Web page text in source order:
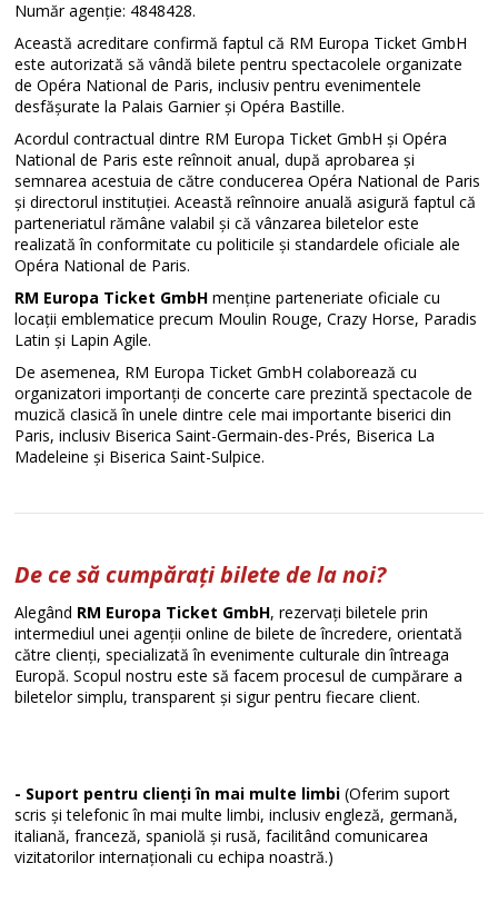
Număr agenție: 4848428.
Această acreditare confirmă faptul că RM Europa Ticket GmbH
este autorizată să vândă bilete pentru spectacolele organizate
de Opéra National de Paris, inclusiv pentru evenimentele
desfășurate la Palais Garnier și Opéra Bastille.
Acordul contractual dintre RM Europa Ticket GmbH și Opéra
National de Paris este reînnoit anual, după aprobarea și
semnarea acestuia de către conducerea Opéra National de Paris
și directorul instituției. Această reînnoire anuală asigură faptul că
parteneriatul rămâne valabil și că vânzarea biletelor este
realizată în conformitate cu politicile și standardele oficiale ale
Opéra National de Paris.
RM Europa Ticket GmbH menține parteneriate oficiale cu
locații emblematice precum Moulin Rouge, Crazy Horse, Paradis
Latin și Lapin Agile.
De asemenea, RM Europa Ticket GmbH colaborează cu
organizatori importanți de concerte care prezintă spectacole de
muzică clasică în unele dintre cele mai importante biserici din
Paris, inclusiv Biserica Saint-Germain-des-Prés, Biserica La
Madeleine și Biserica Saint-Sulpice.
De ce să cumpărați bilete de la noi?
Alegând RM Europa Ticket GmbH, rezervați biletele prin
intermediul unei agenții online de bilete de încredere, orientată
către clienți, specializată în evenimente culturale din întreaga
Europă. Scopul nostru este să facem procesul de cumpărare a
biletelor simplu, transparent și sigur pentru fiecare client.
- Suport pentru clienți în mai multe limbi(Oferim suport
scris și telefonic în mai multe limbi, inclusiv engleză, germană,
italiană, franceză, spaniolă și rusă, facilitând comunicarea
vizitatorilor internaționali cu echipa noastră.)